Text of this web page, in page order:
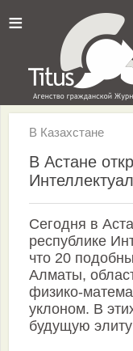
≡
В Казахстане
В Астане
Сегодня в
республике
что 20
Алматы,
физико-
уклоном. В
будущую